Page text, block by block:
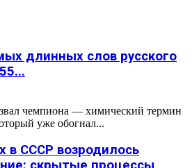
длинных слов русского
чемпиона — химический термин
уже обогнал...
в СССР возродилось